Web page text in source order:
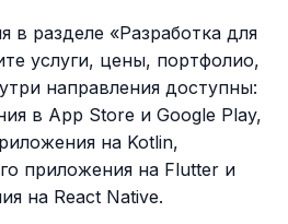
в разделе «Разработка для
услуги, цены, портфолио,
направления доступны:
в App Store и Google Play,
на Kotlin,
приложения на Flutter и
на React Native.